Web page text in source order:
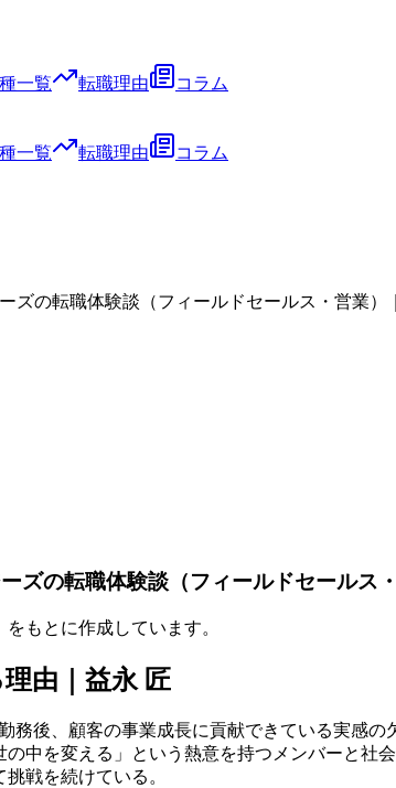
一覧 転職理由 コラム
一覧 転職理由 コラム
ズの転職体験談（フィールドセールス・営業）
ズの転職体験談（フィールドセールス
もとに作成しています。
由｜益永 匠
務後、顧客の事業成長に貢献できている実感
中を変える」という熱意を持つメンバーと
戦を続けている。